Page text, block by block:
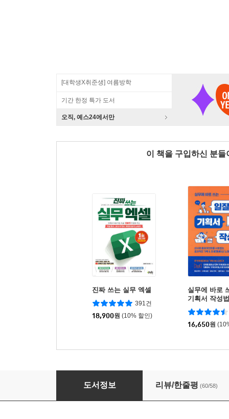
[대학생X취준생] 여름방학
기간 한정 특가 도서
오직, 예스24에서만
이 책을 구입하신 분
진짜 쓰는 실무 엑셀
391건
18,900원 (10% 할인)
실무에 바로
기획서 작성법
16,650원
실무에 바로 쓰는 일잘러의 보고서 작성법
도서정보 리뷰/한줄평 (60/58)